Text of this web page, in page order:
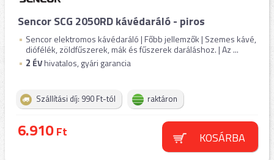
Sencor SCG 2050RD kávédaráló - piros
Sencor elektromos kávédaráló | Főbb jellemzők | Szemes kávé,
diófélék, zöldfűszerek, mák és fűszerek daráláshoz. | Az ...
2 ÉVhivatalos, gyári garancia
Szállítási díj: 990 Ft-tól raktáron
6.910Ft KOSÁRBA